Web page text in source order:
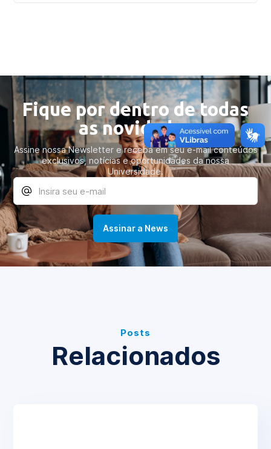
Fique por dentro de todas
as novidades
Assine nossa Newsletter e receba em seu e-mail conteúdos
exclusivos, notícias e oportunidades da nossa
Universidade.
Posts
Relacionados